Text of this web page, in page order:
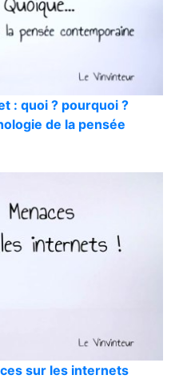
: quoi ? pourquoi ?
de la pensée
sur les internets